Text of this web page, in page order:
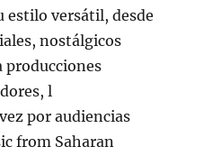
estilo versátil, desde
nostálgicos
producciones
l
por audiencias
from Saharan